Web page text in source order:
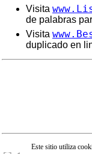
Visita
de palabras
Visita
duplicado en
Este sitio utiliza